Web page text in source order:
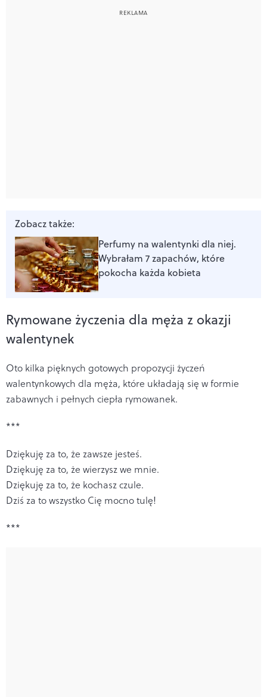
Zobacz także:
Perfumy na walentynki dla niej.
Wybrałam 7 zapachów, które
pokocha każda kobieta
Rymowane życzenia dla męża z okazji
walentynek
Oto kilka pięknych gotowych propozycji życzeń
walentynkowych dla męża, które układają się w formie
zabawnych i pełnych ciepła rymowanek.
***
Dziękuję za to, że zawsze jesteś.
Dziękuję za to, że wierzysz we mnie.
Dziękuję za to, że kochasz czule.
Dziś za to wszystko Cię mocno tulę!
***